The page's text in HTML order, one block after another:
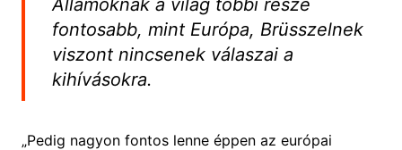
Államoknak a világ többi része
fontosabb, mint Európa, Brüsszelnek
viszont nincsenek válaszai a
kihívásokra.
„Pedig nagyon fontos lenne éppen az európai